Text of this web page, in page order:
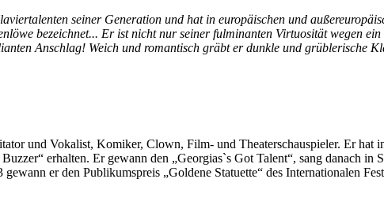
seiner Generation und hat in europäischen und
bezeichnet... Er ist nicht nur seiner fulminanten Virtuosität wegen
Anschlag! Weich und romantisch gräbt er dunkle und grüblerische
und Vokalist, Komiker, Clown, Film- und Theaterschauspieler. Er
erhalten. Er gewann den „Georgias`s Got Talent“, sang danach
er den Publikumspreis „Goldene Statuette“ des Internationalen